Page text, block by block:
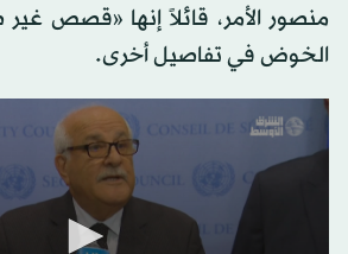
منصور الأمر، قائلاً إنها «قصص
الخوض في تفاصيل أخرى.